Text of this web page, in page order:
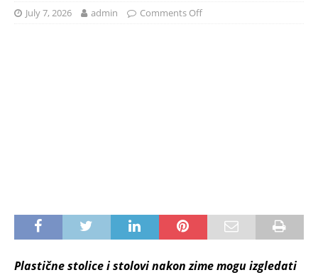
July 7, 2026 admin Comments Off
Plastične stolice i stolovi nakon zime mogu izgledati